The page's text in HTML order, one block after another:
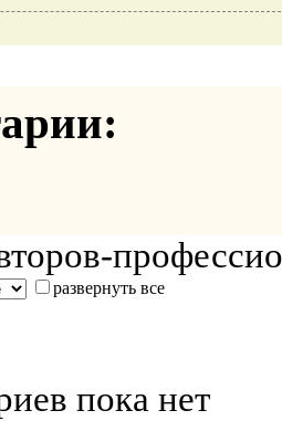
развернуть все
пока нет